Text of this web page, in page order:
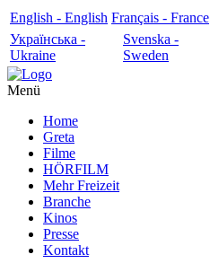
English - English Français - France
Українська -
Ukraine
Svenska -
Sweden
Menü
Home
Greta
Filme
HÖRFILM
Mehr Freizeit
Branche
Kinos
Presse
Kontakt